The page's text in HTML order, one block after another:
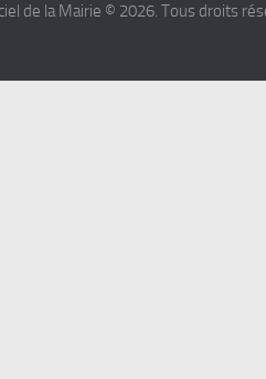
de la Mairie © 2026. Tous droits